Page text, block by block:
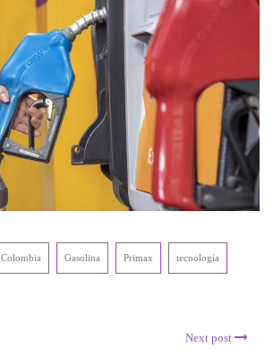
Colombia Gasolina Primax tecnología
Next post